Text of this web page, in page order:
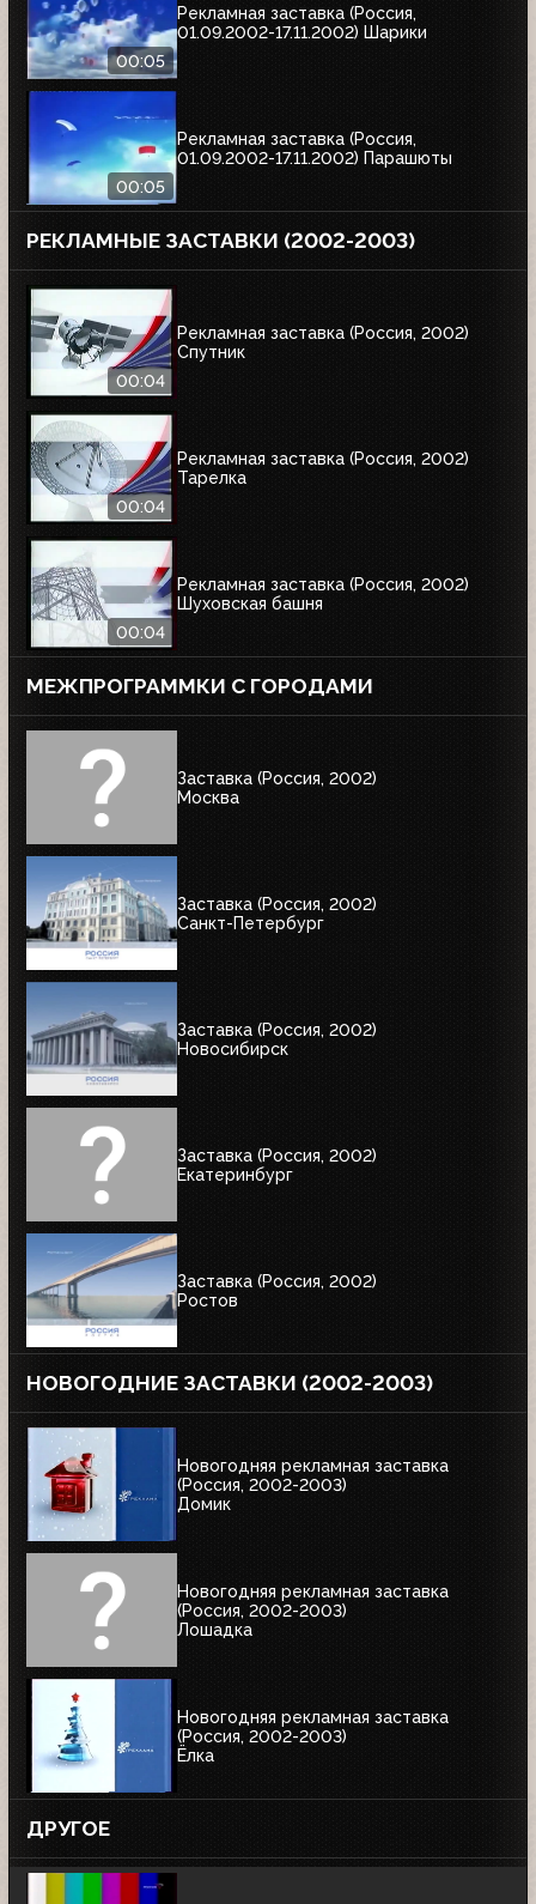
00:05
Рекламная заставка (Россия,
01.09.2002-17.11.2002) Шарики
00:05
Рекламная заставка (Россия,
01.09.2002-17.11.2002) Парашюты
РЕКЛАМНЫЕ ЗАСТАВКИ (2002-2003)
00:04
Рекламная заставка (Россия, 2002)
Спутник
00:04
Рекламная заставка (Россия, 2002)
Тарелка
00:04
Рекламная заставка (Россия, 2002)
Шуховская башня
МЕЖПРОГРАММКИ С ГОРОДАМИ
Заставка (Россия, 2002)
Москва
Заставка (Россия, 2002)
Санкт-Петербург
Заставка (Россия, 2002)
Новосибирск
Заставка (Россия, 2002)
Екатеринбург
Заставка (Россия, 2002)
Ростов
НОВОГОДНИЕ ЗАСТАВКИ (2002-2003)
Новогодняя рекламная заставка
(Россия, 2002-2003)
Домик
Новогодняя рекламная заставка
(Россия, 2002-2003)
Лошадка
Новогодняя рекламная заставка
(Россия, 2002-2003)
Ёлка
ДРУГОЕ